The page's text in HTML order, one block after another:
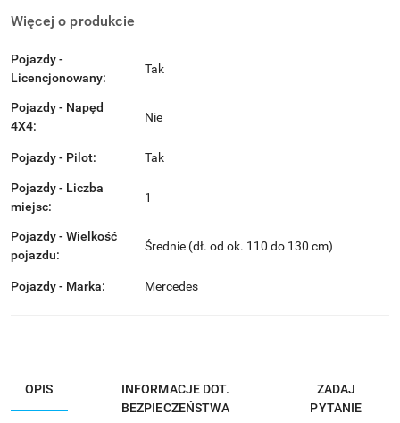
Więcej o produkcie
Pojazdy -
Licencjonowany:
Tak
Pojazdy - Napęd
4X4:
Nie
Pojazdy - Pilot: Tak
Pojazdy - Liczba
miejsc:
1
Pojazdy - Wielkość
pojazdu:
Średnie (dł. od ok. 110 do 130 cm)
Pojazdy - Marka: Mercedes
OPIS
INFORMACJE DOT.
BEZPIECZEŃSTWA
ZADAJ
PYTANIE